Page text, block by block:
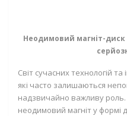
Неодимовий магніт-
Світ сучасних технологій
які часто залишаються
надзвичайно важливу роль.
неодимовий магніт у формі